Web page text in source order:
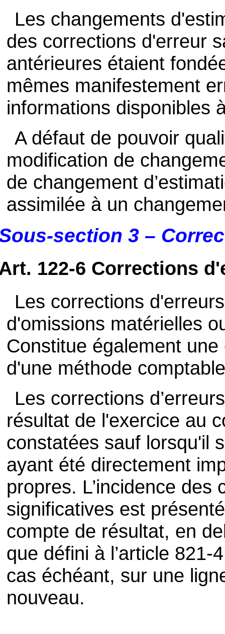
Les changements
des corrections d'erreur
antérieures étaient
mêmes manifestement
informations disponibles
A défaut de pouvoir
modification de
de changement
assimilée à un
section 3 –
122-6 Corrections
Les corrections
d'omissions matérielles
Constitue également
d'une méthode
Les corrections
résultat de l'exercice au
constatées sauf lorsqu'il
ayant été directement
propres. L’incidence des
significatives est
compte de résultat, en
que défini à l’article
cas échéant, sur une
nouveau.